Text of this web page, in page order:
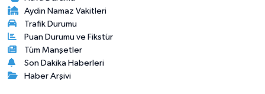
Aydin Namaz Vakitleri
Trafik Durumu
Puan Durumu ve Fikstür
Tüm Manşetler
Son Dakika Haberleri
Haber Arşivi